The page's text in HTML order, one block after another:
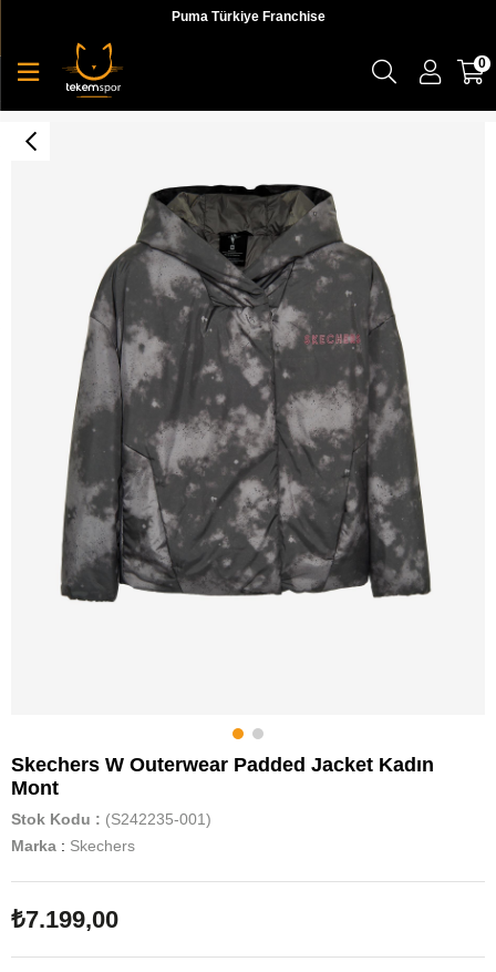
Puma Türkiye Franchise
0
Skechers W Outerwear Padded Jacket Kadın
Mont
Stok Kodu
(S242235-001)
Marka : Skechers
₺7.199,00